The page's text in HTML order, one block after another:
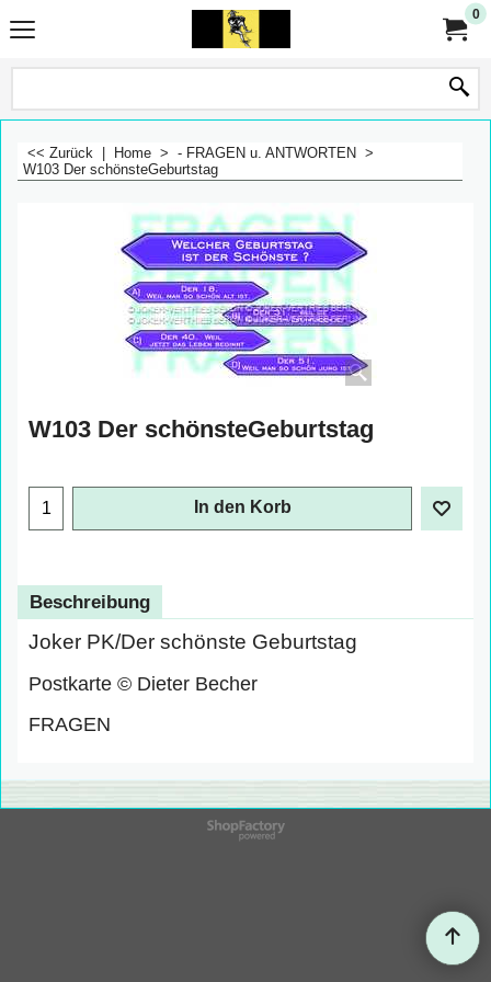
0
<< Zurück Home > - FRAGEN u. ANTWORTEN >
W103 Der schönsteGeburtstag
W103 Der schönsteGeburtstag
In den Korb
Beschreibung
Joker PK/Der schönste Geburtstag
Postkarte © Dieter Becher
FRAGEN
WebShop erstellt mit
ShopFactory Shop